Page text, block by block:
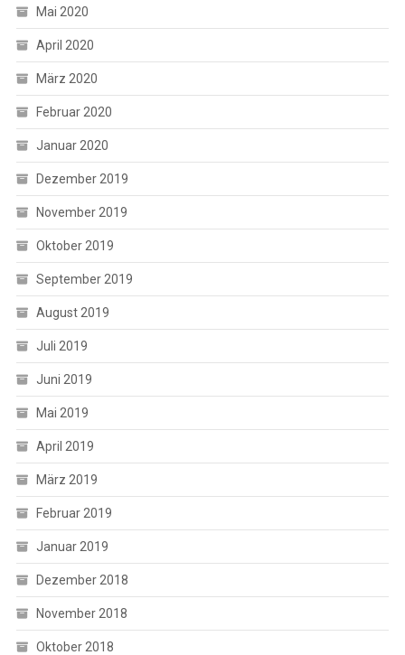
Mai 2020
April 2020
März 2020
Februar 2020
Januar 2020
Dezember 2019
November 2019
Oktober 2019
September 2019
August 2019
Juli 2019
Juni 2019
Mai 2019
April 2019
März 2019
Februar 2019
Januar 2019
Dezember 2018
November 2018
Oktober 2018